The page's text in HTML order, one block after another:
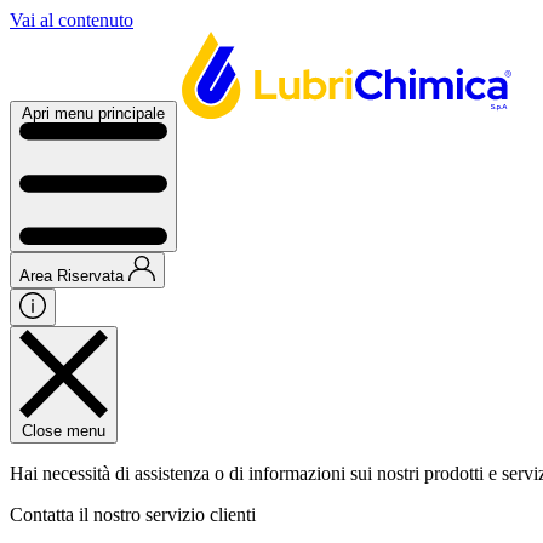
Vai al contenuto
Apri menu principale
Area Riservata
Close menu
Hai necessità di assistenza o di informazioni sui nostri prodotti e
Contatta il nostro servizio clienti